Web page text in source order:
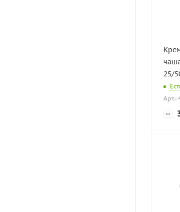
25/
Арт.: